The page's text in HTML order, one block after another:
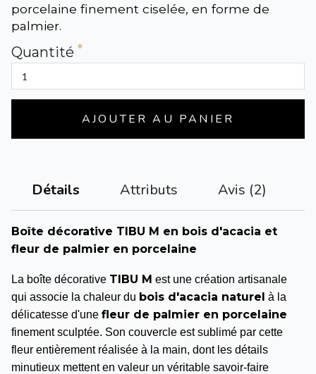
porcelaine finement ciselée, en forme de
palmier.
Quantité
AJOUTER AU PANIER
Détails Attributs Avis (2)
Boîte décorative TIBU M en bois d'acacia et
fleur de palmier en porcelaine
La boîte décorative TIBU M est une création artisanale
qui associe la chaleur du bois d'acacia naturel à la
délicatesse d'une fleur de palmier en porcelaine
finement sculptée. Son couvercle est sublimé par cette
fleur entièrement réalisée à la main, dont les détails
minutieux mettent en valeur un véritable savoir-faire